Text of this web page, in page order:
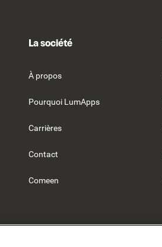
La société
À propos
Pourquoi LumApps
Carrières
Contact
Comeen